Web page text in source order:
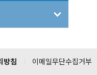
방침 이메일무단수집거부